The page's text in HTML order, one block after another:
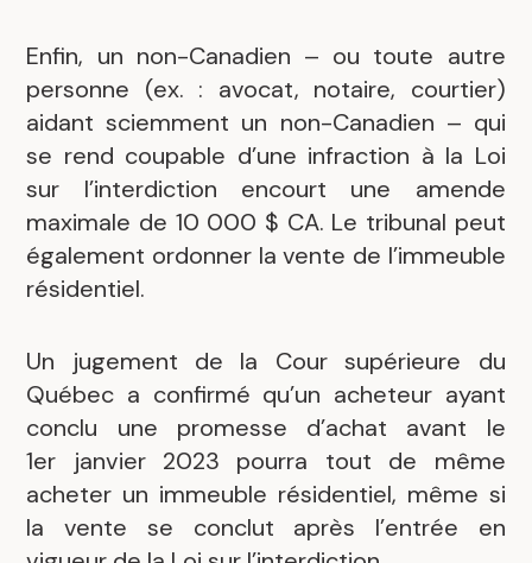
Enfin, un non-Canadien – ou toute autre
personne (ex. : avocat, notaire, courtier)
aidant sciemment un non-Canadien – qui
se rend coupable d’une infraction à la Loi
sur l’interdiction encourt une amende
maximale de 10 000 $ CA. Le tribunal peut
également ordonner la vente de l’immeuble
résidentiel.
Un jugement de la Cour supérieure du
Québec a confirmé qu’un acheteur ayant
conclu une promesse d’achat avant le
1er janvier 2023 pourra tout de même
acheter un immeuble résidentiel, même si
la vente se conclut après l’entrée en